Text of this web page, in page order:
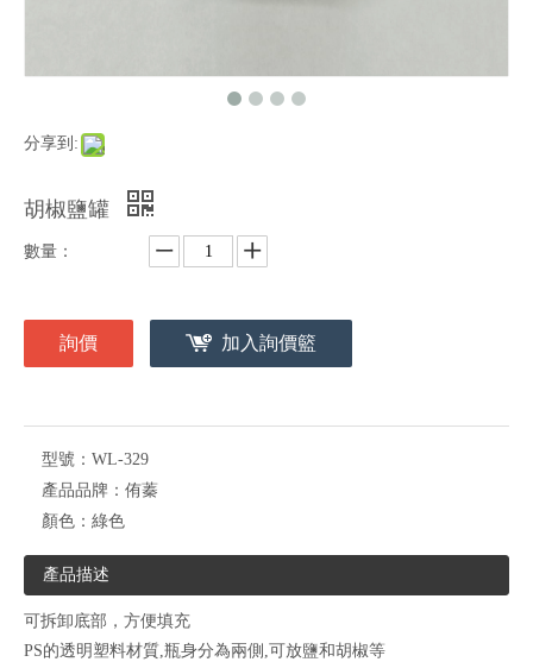
分享到:
胡椒鹽罐
數量：
詢價 加入詢價籃
型號： WL-329
產品品牌： 侑蓁
顏色： 綠色
產品描述
可拆卸底部，方便填充
PS的透明塑料材質,瓶身分為兩側,可放鹽和胡椒等